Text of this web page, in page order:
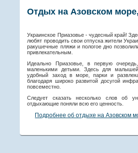
Отдых на Азовском
Украинское Приазовье - чудесный край!
любят проводить свои отпуска жители
ракушечные пляжи и пологое дно
привлекательным.
Идеально Приазовье, в первую
маленькими детьми. Здесь для малышей
удобный заход в море, парки и
благодаря широко развитой досугой
повсеместно.
Следует сказать несколько слов об
отдыхающие поняли всю его ценность.
Подробнее об отдыхе на Азовском